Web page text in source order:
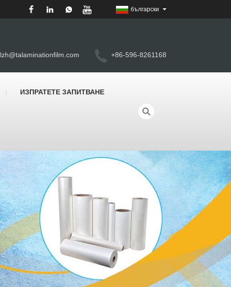
+86-596-8261168
lzh@talaminationfilm.com
български
ИЗПРАТЕТЕ ЗАПИТВАНЕ